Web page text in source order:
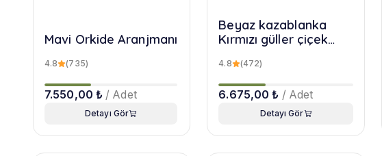
Mavi Orkide Aranjmanı
4.8 (735)
7.550,00 ₺ / Adet
Detayı Gör
Beyaz kazablanka
Kırmızı güller çiçek
4.8 (472)
6.675,00 ₺ / Adet
Detayı Gör